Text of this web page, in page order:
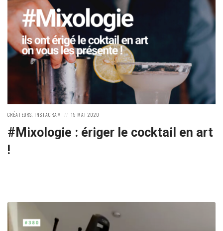
POSTED
CRÉATEURS, INSTAGRAM
POSTED
15 MAI 2020
#Mixologie : ériger le cocktail en art
!